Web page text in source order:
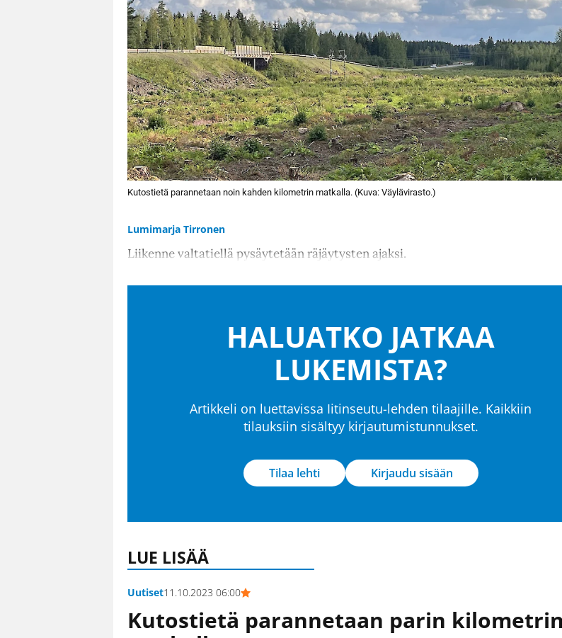
Kutostietä parannetaan noin kahden kilometrin matkalla. (Kuva: Väylävirasto.)
Lumimarja Tirronen
Liikenne valtatiellä pysäytetään räjäytysten ajaksi.
HALUATKO JATKAA
LUKEMISTA?
Artikkeli on luettavissa Iitinseutu-lehden tilaajille. Kaikkiin
tilauksiin sisältyy kirjautumistunnukset.
Tilaa lehti Kirjaudu sisään
LUE LISÄÄ
Uutiset11.10.2023 06:00
Kutostietä parannetaan parin kilometrin